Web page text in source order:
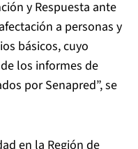
y Respuesta ante
a personas y
básicos, cuyo
los informes de
por Senapred”, se
en la Región de